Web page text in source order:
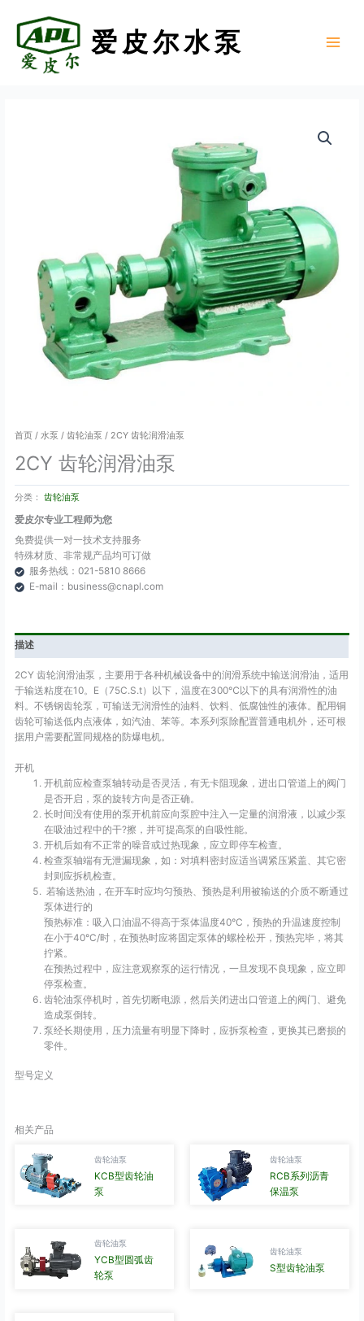
爱皮尔水泵
首页 /水泵 /齿轮油泵 / 2CY 齿轮润滑油泵
2CY 齿轮润滑油泵
分类：齿轮油泵
爱皮尔专业工程师为您
免费提供一对一技术支持服务
特殊材质、非常规产品均可订做
服务热线：021-5810 8666
E-mail：business@cnapl.com
描述
2CY 齿轮润滑油泵，主要用于各种机械设备中的润滑系统中输送润滑油，适用
于输送粘度在10。E（75C.S.t）以下，温度在300℃以下的具有润滑性的油
料。不锈钢齿轮泵，可输送无润滑性的油料、饮料、低腐蚀性的液体。配用铜
齿轮可输送低内点液体，如汽油、苯等。本系列泵除配置普通电机外，还可根
据用户需要配置同规格的防爆电机。
开机
开机前应检查泵轴转动是否灵活，有无卡阻现象，进出口管道上的阀门
是否开启，泵的旋转方向是否正确。
长时间没有使用的泵开机前应向泵腔中注入一定量的润滑液，以减少泵
在吸油过程中的干?擦，并可提高泵的自吸性能。
开机后如有不正常的噪音或过热现象，应立即停车检查。
检查泵轴端有无泄漏现象，如：对填料密封应适当调紧压紧盖、其它密
封则应拆机检查。
若输送热油，在开车时应均匀预热、预热是利用被输送的介质不断通过
泵体进行的
预热标准：吸入口油温不得高于泵体温度40°C，预热的升温速度控制
在小于40°C/时，在预热时应将固定泵体的螺栓松开，预热完毕，将其
拧紧。
在预热过程中，应注意观察泵的运行情况，一旦发现不良现象，应立即
停泵检查。
齿轮油泵停机时，首先切断电源，然后关闭进出口管道上的阀门、避免
造成泵倒转。
泵经长期使用，压力流量有明显下降时，应拆泵检查，更换其已磨损的
零件。
型号定义
相关产品
齿轮油泵
KCB型齿轮油
泵
齿轮油泵
RCB系列沥青
保温泵
齿轮油泵
YCB型圆弧齿
轮泵
齿轮油泵
S型齿轮油泵